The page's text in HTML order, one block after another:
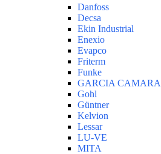
Danfoss
Decsa
Ekin Industrial
Enexio
Evapco
Friterm
Funke
GARCIA CAMARA
Gohl
Güntner
Kelvion
Lessar
LU-VE
MITA